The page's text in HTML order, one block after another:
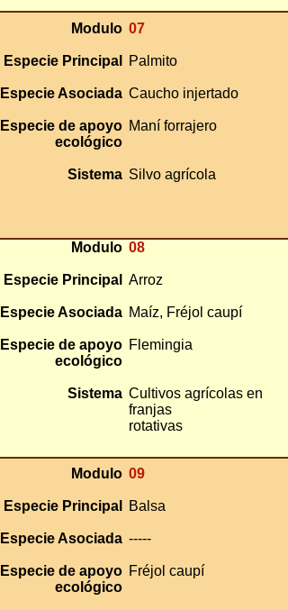
Modulo
Especie Principal
Especie Asociada
Especie de apoyo
ecológico
Sistema
07
Palmito
Caucho injertado
Maní forrajero
Silvo agrícola
Modulo
Especie Principal
Especie Asociada
Especie de apoyo
ecológico
Sistema
08
Arroz
Maíz, Fréjol caupí
Flemingia
Cultivos agrícolas en
franjas
rotativas
Modulo
Especie Principal
Especie Asociada
Especie de apoyo
ecológico
09
Balsa
-----
Fréjol caupí